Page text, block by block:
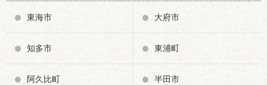
東海市 大府市
知多市 東浦町
阿久比町 半田市